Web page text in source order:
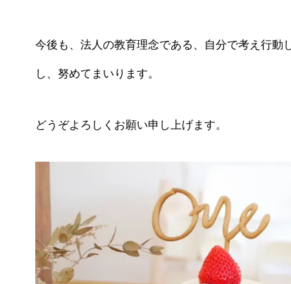
今後も、法人の教育理念である、自分で考え行
し、努めてまいります。
どうぞよろしくお願い申し上げます。